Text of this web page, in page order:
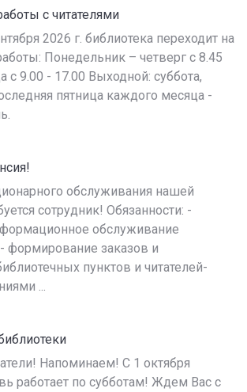
с читателями
2026 г. библиотека переходит на
Понедельник – четверг с 8.45
с 9.00 - 17.00 Выходной: суббота,
пятница каждого месяца -
обслуживания нашей
сотрудник! Обязанности: -
обслуживание
формирование заказов и
пунктов и читателей-
...
Напоминаем! С 1 октября
работает по субботам! Ждем Вас с